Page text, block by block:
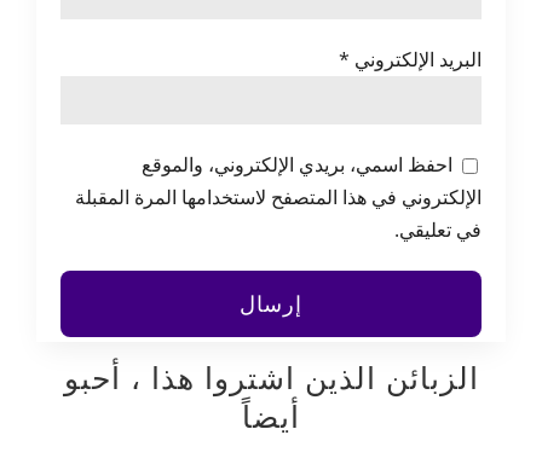
البريد الإلكتروني *
احفظ اسمي، بريدي الإلكتروني، والموقع
الإلكتروني في هذا المتصفح لاستخدامها المرة المقبلة
في تعليقي.
الزبائن الذين اشتروا هذا ، أحبو
أيضاً